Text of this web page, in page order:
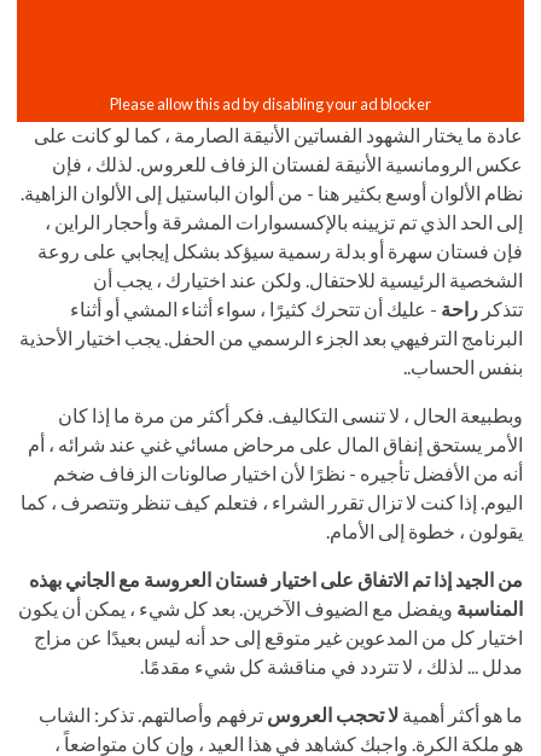
عادة ما يختار الشهود الفساتين الأنيقة الصارمة ، كما لو كانت على
عكس الرومانسية الأنيقة لفستان الزفاف للعروس. لذلك ، فإن
نظام الألوان أوسع بكثير هنا - من ألوان الباستيل إلى الألوان الزاهية.
إلى الحد الذي تم تزيينه بالإكسسوارات المشرقة وأحجار الراين ،
فإن فستان سهرة أو بدلة رسمية سيؤكد بشكل إيجابي على روعة
الشخصية الرئيسية للاحتفال. ولكن عند اختيارك ، يجب أن
تتذكر راحة - عليك أن تتحرك كثيرًا ، سواء أثناء المشي أو أثناء
البرنامج الترفيهي بعد الجزء الرسمي من الحفل. يجب اختيار الأحذية
بنفس الحساب..
وبطبيعة الحال ، لا تنسى التكاليف. فكر أكثر من مرة ما إذا كان
الأمر يستحق إنفاق المال على مرحاض مسائي غني عند شرائه ، أم
أنه من الأفضل تأجيره - نظرًا لأن اختيار صالونات الزفاف ضخم
اليوم. إذا كنت لا تزال تقرر الشراء ، فتعلم كيف تنظر وتتصرف ، كما
يقولون ، خطوة إلى الأمام.
من الجيد إذا تم الاتفاق على اختيار فستان العروسة مع الجاني بهذه
المناسبة ويفضل مع الضيوف الآخرين. بعد كل شيء ، يمكن أن يكون
اختيار كل من المدعوين غير متوقع إلى حد أنه ليس بعيدًا عن مزاج
مدلل ... لذلك ، لا تتردد في مناقشة كل شيء مقدمًا.
ما هو أكثر أهمية لا تحجب العروس ترفهم وأصالتهم. تذكر: الشاب
هو ملكة الكرة. واجبك كشاهد في هذا العيد ، وإن كان متواضعاً ،